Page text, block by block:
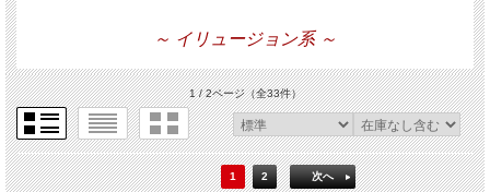
～ イリュージョン系 ～
1 / 2ページ（全33件）
1 2 次へ